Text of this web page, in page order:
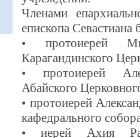
Членами
епископа
• протоиерей
Карагандинского
• протоиерей
Абайского
• протоиерей
кафедрального
• иерей Ахия